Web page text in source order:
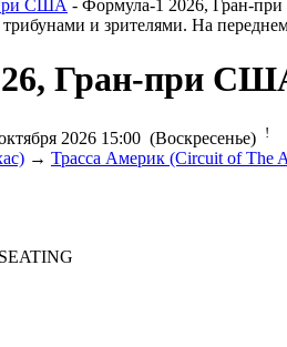
США - Формула-1 2026, Гран-
Гран-при
2026 15:00 (Воскресенье) !
→ Трасса Америк (Circuit of The